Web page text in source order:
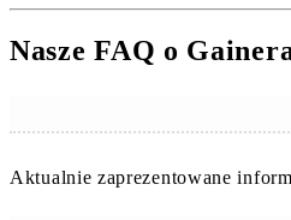
Nasze FAQ o
Aktualnie zaprezentowane